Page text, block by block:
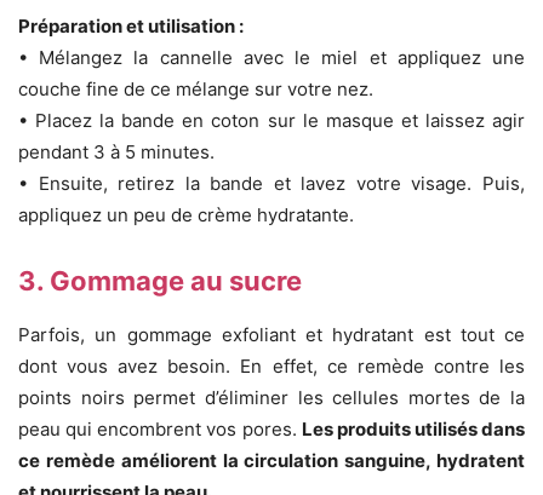
Préparation et utilisation :
• Mélangez la cannelle avec le miel et appliquez une
couche fine de ce mélange sur votre nez.
• Placez la bande en coton sur le masque et laissez agir
pendant 3 à 5 minutes.
• Ensuite, retirez la bande et lavez votre visage. Puis,
appliquez un peu de crème hydratante.
3. Gommage au sucre
Parfois, un gommage exfoliant et hydratant est tout ce
dont vous avez besoin. En effet, ce remède contre les
points noirs permet d’éliminer les cellules mortes de la
peau qui encombrent vos pores. Les produits utilisés dans
ce remède améliorent la circulation sanguine, hydratent